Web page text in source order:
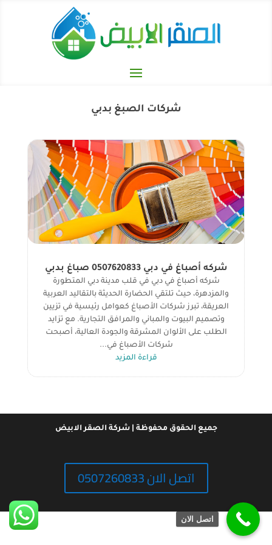
شركات الصبغ بدبي
شركه أصباغ في دبي 0507620833 صباغ بدبي
شركه أصباغ في دبي في قلب مدينة دبي المتطورة
والمزدهرة، حيث تلتقي الحضارة الحديثة بالتقاليد العربية
العريقة، تبرز شركات الأصباغ كعوامل رئيسية في تزيين
وتصميم البيوت والمباني والمرافق التجارية. مع تزايد
الطلب على الألوان المشرقة والجودة العالية، أصبحت
شركات الأصباغ في...
قراءة المزيد
جميع الحقوق محفوظة | شركة الصقر الابيض
اتصل الان 0507260833
اتصل الان